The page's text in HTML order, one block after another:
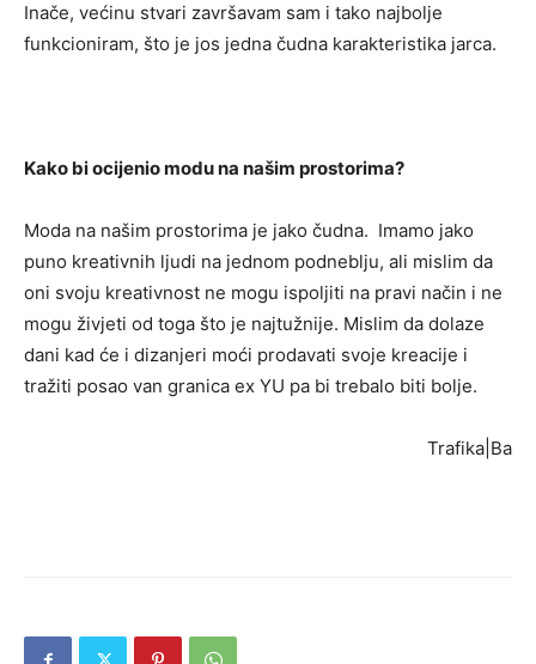
Inače, većinu stvari završavam sam i tako najbolje
funkcioniram, što je jos jedna čudna karakteristika jarca.
Kako bi ocijenio modu na našim prostorima?
Moda na našim prostorima je jako čudna. Imamo jako
puno kreativnih ljudi na jednom podneblju, ali mislim da
oni svoju kreativnost ne mogu ispoljiti na pravi način i ne
mogu živjeti od toga što je najtužnije. Mislim da dolaze
dani kad će i dizanjeri moći prodavati svoje kreacije i
tražiti posao van granica ex YU pa bi trebalo biti bolje.
Trafika|Ba